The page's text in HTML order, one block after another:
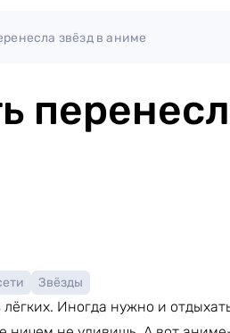
звёзд в аниме
Звёзды
Иногда нужно и